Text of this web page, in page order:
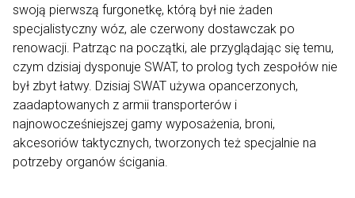
swoją pierwszą furgonetkę, którą był nie żaden
specjalistyczny wóz, ale czerwony dostawczak po
renowacji. Patrząc na początki, ale przyglądając się temu,
czym dzisiaj dysponuje SWAT, to prolog tych zespołów nie
był zbyt łatwy. Dzisiaj SWAT używa opancerzonych,
zaadaptowanych z armii transporterów i
najnowocześniejszej gamy wyposażenia, broni,
akcesoriów taktycznych, tworzonych też specjalnie na
potrzeby organów ścigania.